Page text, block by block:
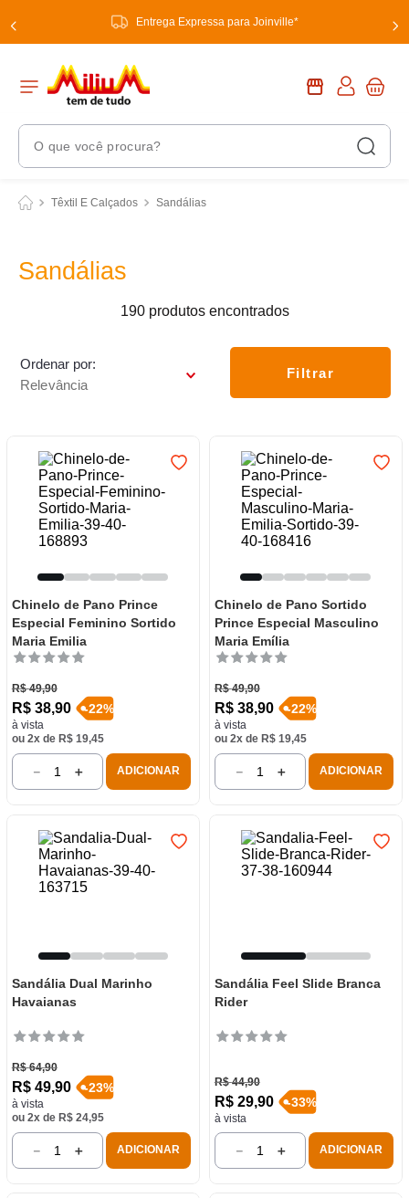
Entrega Expressa para Joinville*
O que você procura?
Têxtil E Calçados Sandálias
Sandálias
190 produtos
Ordenar por
Relevância
Filtrar
Chinelo de Pano Prince
Especial Feminino Sortido
Maria Emilia
R$ 49,90
R$ 38,90
à vista
-22%
ou 2x de R$ 19,45
＋
－ ADICIONAR
Chinelo de Pano Sortido
Prince Especial Masculino
Maria Emília
R$ 49,90
R$ 38,90
à vista
-22%
ou 2x de R$ 19,45
＋
－ ADICIONAR
Sandália Dual Marinho
Havaianas
R$ 64,90
R$ 49,90
à vista
-23%
ou 2x de R$ 24,95
＋
－ ADICIONAR
Sandália Feel Slide Branca
Rider
R$ 44,90
R$ 29,90
à vista
-33%
＋
－ ADICIONAR
Termos Mais Buscados
2 º tinta
5º
6º luminária
8º panelas
9º varal
10º caneca